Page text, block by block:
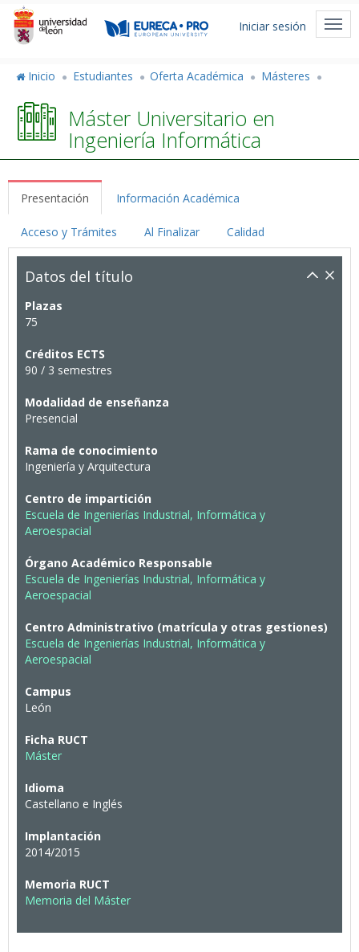
Pasar
contenido
Menú
cuenta
usuario
Iniciar sesión
Inicio Estudiantes Oferta Académica Másteres
Máster Universitario en
Ingeniería Informática
Presentación Información Académica
Acceso y Trámites Al Finalizar Calidad
Datos del título
Plazas
75
Créditos ECTS
90 / 3 semestres
Modalidad de enseñanza
Presencial
Rama de conocimiento
Ingeniería y Arquitectura
Centro de impartición
Escuela de Ingenierías Industrial, Informática y
Aeroespacial
Órgano Académico Responsable
Escuela de Ingenierías Industrial, Informática y
Aeroespacial
Centro Administrativo (matrícula y otras gestiones)
Escuela de Ingenierías Industrial, Informática y
Aeroespacial
Campus
León
Ficha RUCT
Máster
Idioma
Castellano e Inglés
Implantación
2014/2015
Memoria RUCT
Memoria del Máster